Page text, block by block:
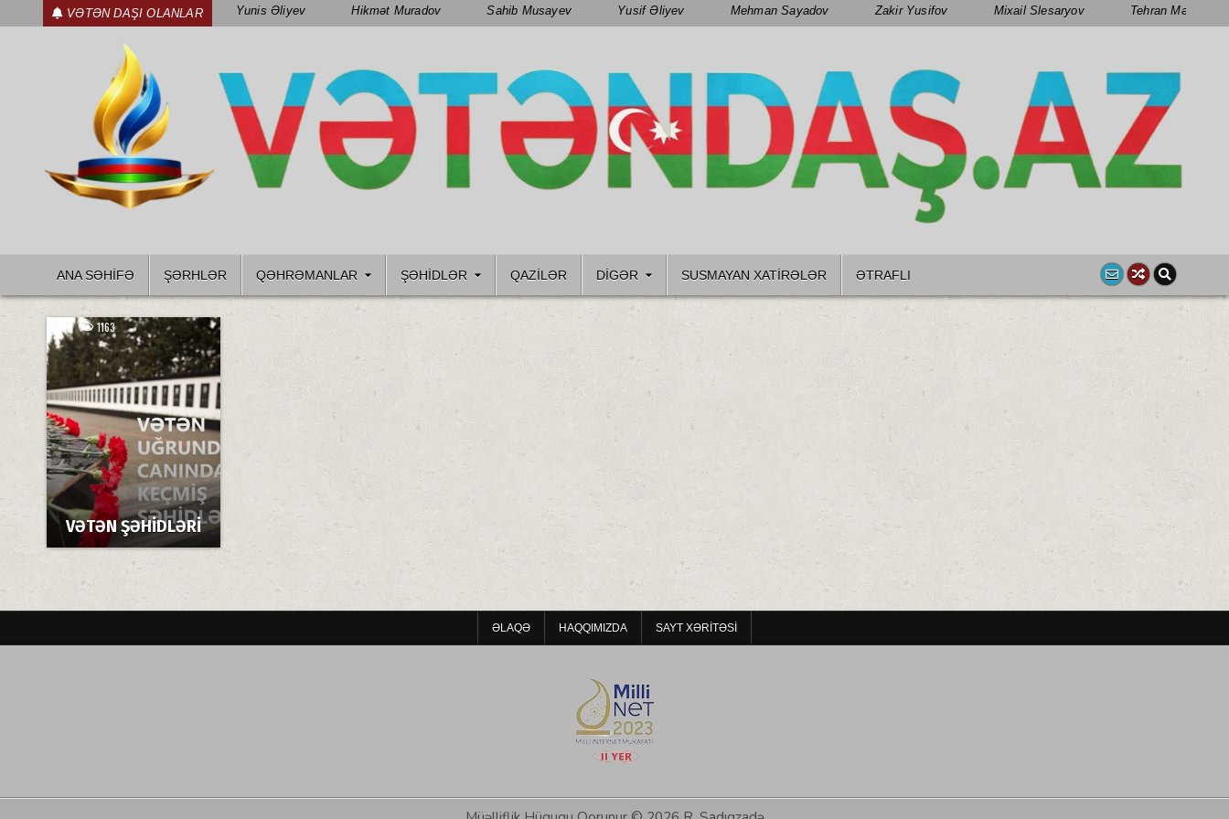
to
VƏTƏN DAŞI OLANLAR Yunis Əliyev Hikmət Muradov Sahib Musayev Yusif Əliyev Mehman Sayadov Zakir Yusifov Mixail Slesaryov Tehran Mənsimov
ANA SƏHİFƏ ŞƏRHLƏR QƏHRƏMANLAR ŞƏHIDLƏR QAZILƏR DIGƏR SUSMAYAN XATİRƏLƏR ƏTRAFLI
5 1163
Posted
in
VƏTƏN ŞƏHİDLƏRİ
ƏLAQƏ HAQQIMIZDA SAYT XƏRITƏSI